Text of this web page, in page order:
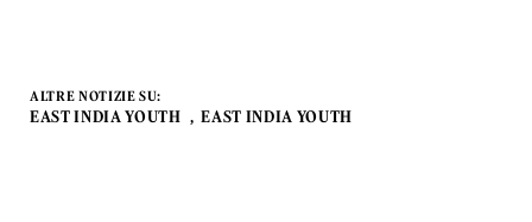
ALTRE NOTIZIE SU:
EAST INDIA YOUTH EAST INDIA YOUTH